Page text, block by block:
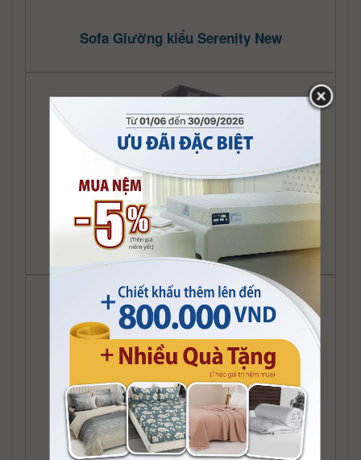
Sofa Giường kiểu Serenity New
Sofa Giường Kymdan kiểu Leisure
Sofa Giường Kymdan kiểu Serenity